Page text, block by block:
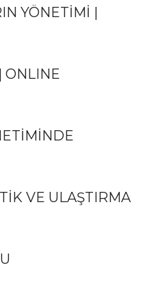
YÖNETİMİ |
ONLINE
VE ULAŞTIRMA